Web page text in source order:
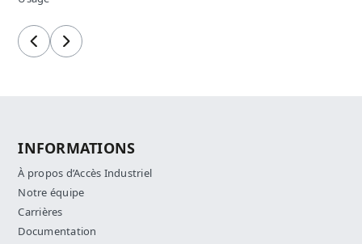
PrécédentSuivant
INFORMATIONS
À propos d’Accès Industriel
Notre équipe
Carrières
Documentation